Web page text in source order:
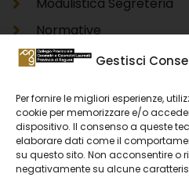
Gestisci
Per fornire le migliori esperienze,
cookie per memorizzare e/o
dispositivo. Il consenso a queste
elaborare dati come il
su questo sito. Non acconsentire o
negativamente su alcune
Modulistica Segreteria
Normative
Modello Unico
Accertamento Proprietà
DOCFA
Accertamento
PREGEO